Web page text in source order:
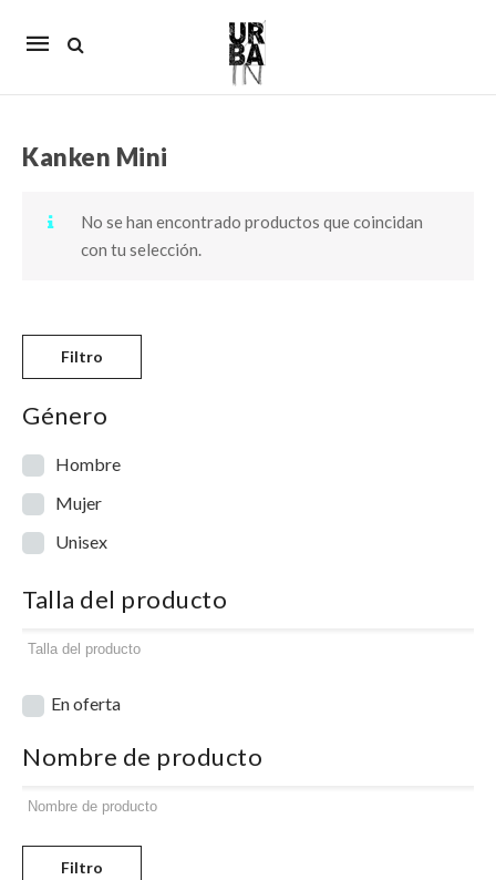
Mobile
Skip to content
Kanken Mini
No se han encontrado productos que coincidan
con tu selección.
Filtro
Género
Hombre
Mujer
Unisex
Talla del producto
En oferta
Nombre de producto
Filtro